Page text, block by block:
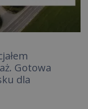
Gotowa
dla